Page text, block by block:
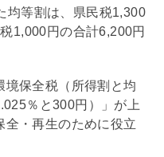
均等割は、県民税1,300
1,000円の合計6,200円
境保全税（所得割と均
％と300円）」が上
全・再生のために役立